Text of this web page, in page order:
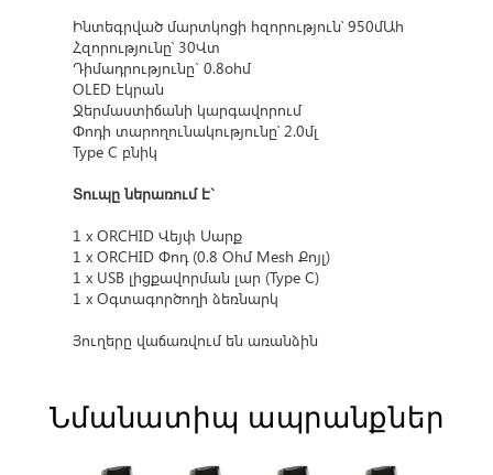
Ինտեգրված մարտկոցի հզորություն՝ 950մԱհ
Հզորությունը՝ 30Վտ
Դիմադրությունը` 0.8օհմ
OLED էկրան
Ջերմաստիճանի կարգավորում
Փոդի տարողունակությունը՝ 2.0մլ
Type C բնիկ
Տուպը ներառում է`
1 x ORCHID Վեյփ Սարք
1 x ORCHID Փոդ (0.8 Օհմ Mesh Քոյլ)
1 x USB լիցքավորման լար (Type C)
1 x Օգտագործողի ձեռնարկ
Յուղերը վաճառվում են առանձին
Նմանատիպ ապրանքներ